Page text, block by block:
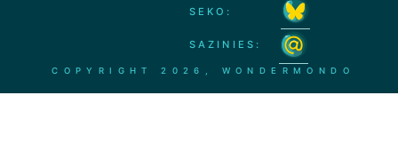
SEKO:
SAZINIES:
COPYRIGHT2026, WONDERMONDO